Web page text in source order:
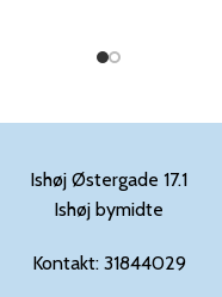
Ishøj Østergade 17.1
Ishøj bymidte
Kontakt: 31844029